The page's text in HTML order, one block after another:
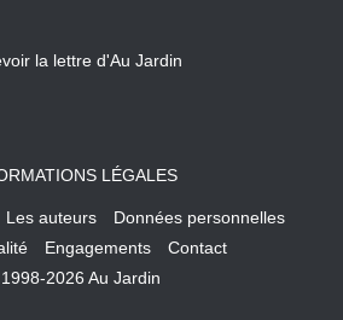
la lettre d'Au Jardin
LÉGALES
Les auteurs
Données personnelles
Engagements
Contact
2026 Au Jardin